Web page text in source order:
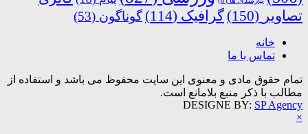
تصاویر (150) گرافیک (114) گوناگون (53)
خانه
تماس با ما
تمام حقوق مادی و معنوی این سایت محفوظ می باشد و استفاده از
مطالب با ذکر منبع بلامانع است.
DESIGNE BY: SP Agency
×